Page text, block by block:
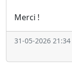
Merci !
31-05-2026 21:34